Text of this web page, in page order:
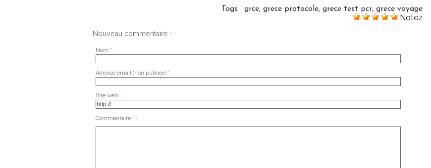
Tags : grce, grece protocole, grece test pcr, grece voyage
Notez
Nouveau commentaire :
Nom * :
Adresse email (non publiée) * :
Site web :
Commentaire * :